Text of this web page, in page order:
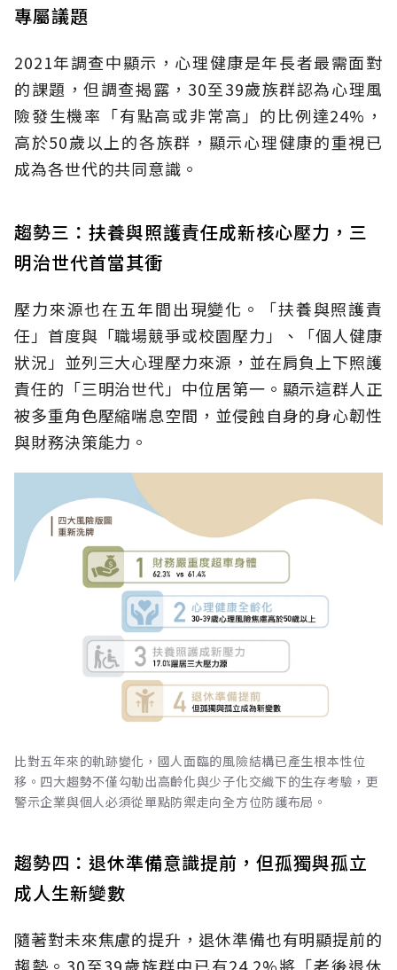
專屬議題
2021年調查中顯示，心理健康是年長者最需面對
的課題，但調查揭露，30至39歲族群認為心理風
險發生機率「有點高或非常高」的比例達24%，
高於50歲以上的各族群，顯示心理健康的重視已
成為各世代的共同意識。
趨勢三：扶養與照護責任成新核心壓力，三
明治世代首當其衝
壓力來源也在五年間出現變化。「扶養與照護責
任」首度與「職場競爭或校園壓力」、「個人健康
狀況」並列三大心理壓力來源，並在肩負上下照護
責任的「三明治世代」中位居第一。顯示這群人正
被多重角色壓縮喘息空間，並侵蝕自身的身心韌性
與財務決策能力。
比對五年來的軌跡變化，國人面臨的風險結構已產生根本性位
移。四大趨勢不僅勾勒出高齡化與少子化交織下的生存考驗，更
警示企業與個人必須從單點防禦走向全方位防護布局。
趨勢四：退休準備意識提前，但孤獨與孤立
成人生新變數
隨著對未來焦慮的提升，退休準備也有明顯提前的